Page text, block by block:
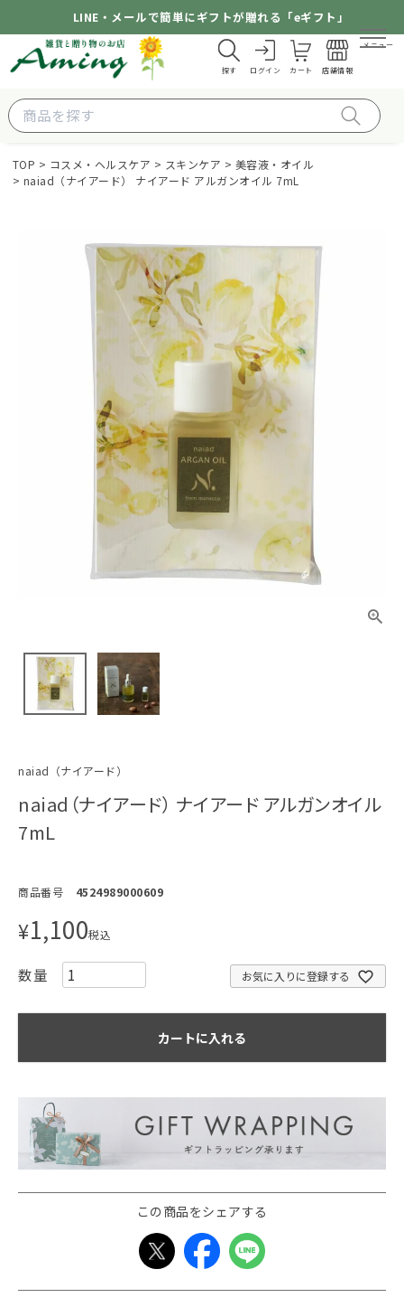
LINE・メールで簡単にギフトが贈れる「eギフト」
探す ログイン カート 店舗情報
メニュー
TOP コスメ・ヘルスケア スキンケア
美容液・オイル
naiad（ナイアード） ナイアード アルガンオイル 7mL
naiad（ナイアード）
naiad（ナイアード） ナイアード アルガンオイル
7mL
商品番号 4524989000609
¥1,100税込
お気に入りに登録する
カートに入れる
この商品をシェアする